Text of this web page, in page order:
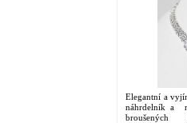
Elegantní a
náhrdelník a
broušených